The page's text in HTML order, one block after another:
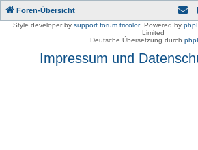
Foren-Übersicht
Style developer by support forum tricolor, Powered by
Limited
Deutsche Übersetzung durch
Impressum und